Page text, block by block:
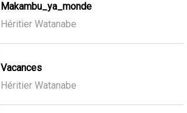
Makambu_ya_monde
Héritier Watanabe
Vacances
Héritier Watanabe